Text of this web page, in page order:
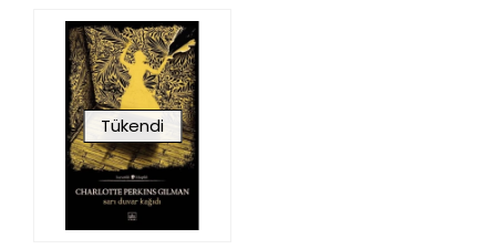
Tükendi